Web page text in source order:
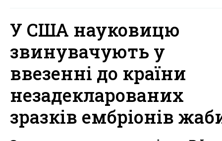
У США науковицю
звинувачують у
ввезенні до країни
незадекларованих
зразків ембріонів